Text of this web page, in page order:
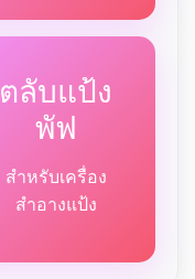
ตลับแป้ง
พัฟ
สำหรับเครื่อง
สำอางแป้ง